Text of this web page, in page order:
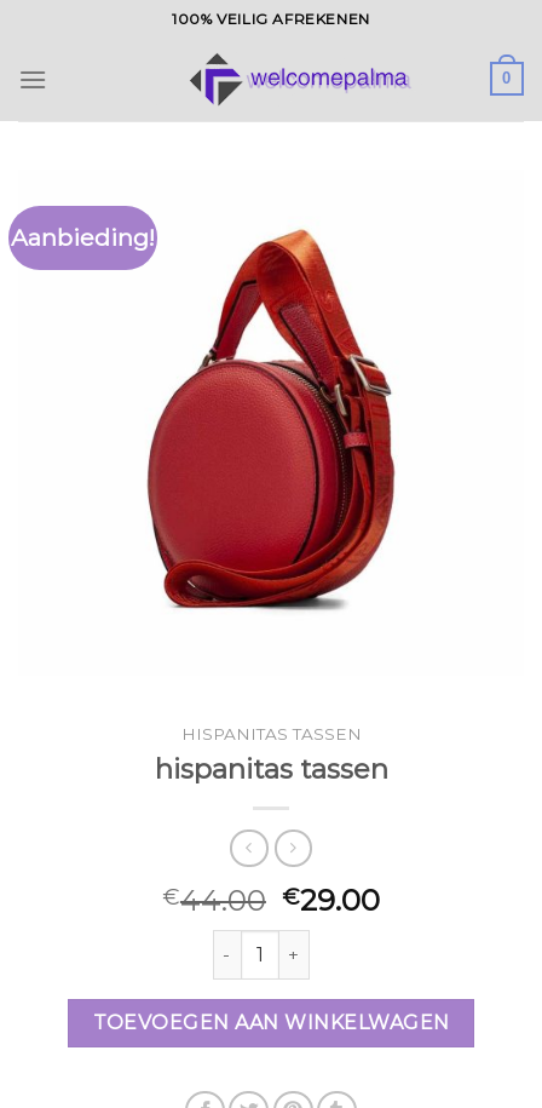
inhoud
100% VEILIG AFREKENEN
0
Aanbieding!
HISPANITAS TASSEN
hispanitas tassen
€44.00 €29.00
hispanitas tassen aantal
TOEVOEGEN AAN WINKELWAGEN